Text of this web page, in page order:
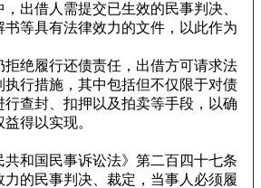
出借人需提交已生效的民事判决、
书等具有法律效力的文件，以此作为
拒绝履行还债责任，出借方可请求法
执行措施，其中包括但不仅限于对债
行查封、扣押以及拍卖等手段，以确
得以实现。
共和国民事诉讼法》第二百四十七条
力的民事判决、裁定，当事人必须履